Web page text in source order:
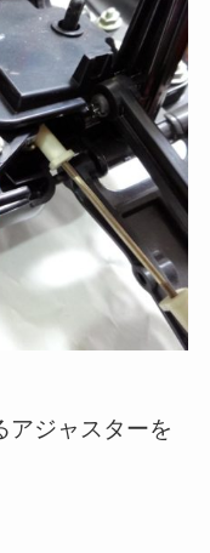
アジャスターを